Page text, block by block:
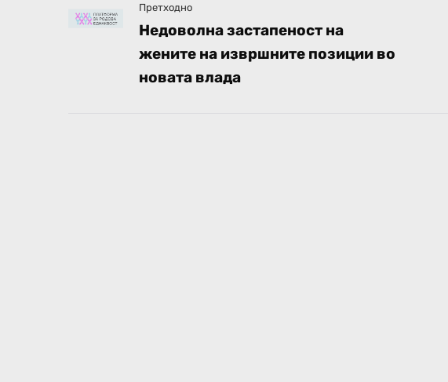
Претходно
Недоволна застапеност на
жените на извршните позиции во
новата влада